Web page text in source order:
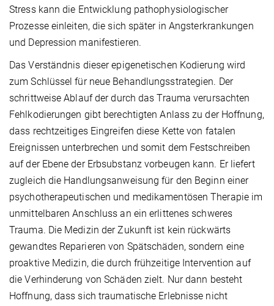
Stress kann die Entwicklung pathophysiologischer
Prozesse einleiten, die sich später in Angsterkrankungen
und Depression manifestieren.
Das Verständnis dieser epigenetischen Kodierung wird
zum Schlüssel für neue Behandlungsstrategien. Der
schrittweise Ablauf der durch das Trauma verursachten
Fehlkodierungen gibt berechtigten Anlass zu der Hoffnung,
dass rechtzeitiges Eingreifen diese Kette von fatalen
Ereignissen unterbrechen und somit dem Festschreiben
auf der Ebene der Erbsubstanz vorbeugen kann. Er liefert
zugleich die Handlungsanweisung für den Beginn einer
psychotherapeutischen und medikamentösen Therapie im
unmittelbaren Anschluss an ein erlittenes schweres
Trauma. Die Medizin der Zukunft ist kein rückwärts
gewandtes Reparieren von Spätschäden, sondern eine
proaktive Medizin, die durch frühzeitige Intervention auf
die Verhinderung von Schäden zielt. Nur dann besteht
Hoffnung, dass sich traumatische Erlebnisse nicht